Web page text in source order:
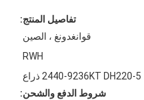
تفاصيل المنتج:
قوانغدونغ ، الصين
RWH
2440-9236KT DH220-5 ذراع
شروط الدفع والشحن: